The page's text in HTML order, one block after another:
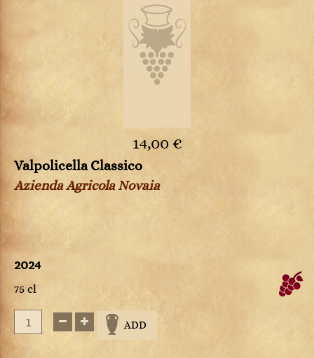
14,00 €
Valpolicella Classico
Azienda Agricola Novaia
2024
75 cl
ADD